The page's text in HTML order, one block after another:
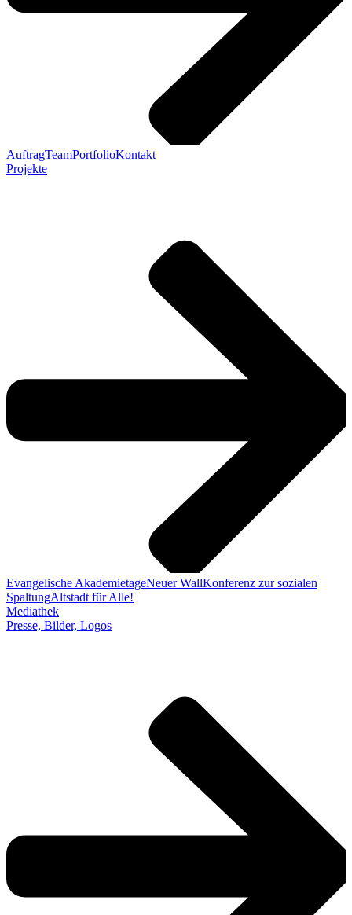
AuftragTeamPortfolioKontakt
Projekte
Evangelische AkademietageNeuer WallKonferenz zur sozialen
SpaltungAltstadt für Alle!
Mediathek
Presse, Bilder, Logos